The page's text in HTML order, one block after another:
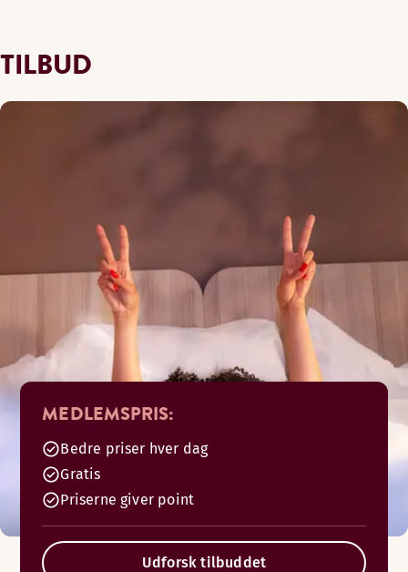
TILBUD
MEDLEMSPRIS:
Bedre priser hver dag
Gratis
Priserne giver point
Udforsk tilbuddet